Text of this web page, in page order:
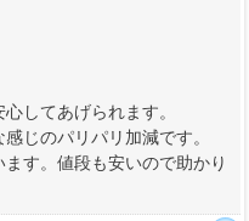
してあげられます。
じのパリパリ加減です。
す。値段も安いので助かり